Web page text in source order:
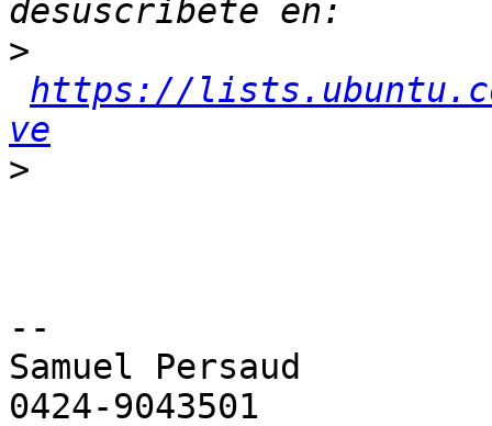
>
https://
ve
>
--
Samuel Persaud
0424-9043501